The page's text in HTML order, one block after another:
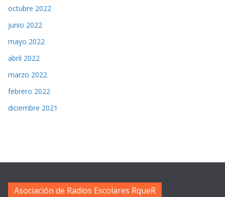
octubre 2022
junio 2022
mayo 2022
abril 2022
marzo 2022
febrero 2022
diciembre 2021
Asociación de Radios Escolares RqueR